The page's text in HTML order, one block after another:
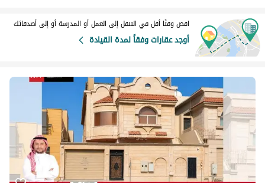
اقض وقتًا أقل في التنقل إلى العمل أو المدرسة أو إلى أصدقائك
أوجد عقارات وفقاً لمدة القيادة